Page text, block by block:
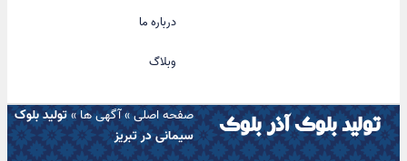
درباره ما
وبلاگ
تولید بلوک آذر بلوک
صفحه اصلی»آگهی ها»تولید بلوک
سیمانی در تبریز